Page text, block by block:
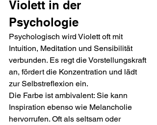
Violett in der
Psychologie
Psychologisch wird Violett oft mit
Intuition, Meditation und Sensibilität
verbunden. Es regt die Vorstellungskraft
an, fördert die Konzentration und lädt
zur Selbstreflexion ein.
Die Farbe ist ambivalent: Sie kann
Inspiration ebenso wie Melancholie
hervorrufen. Oft als seltsam oder